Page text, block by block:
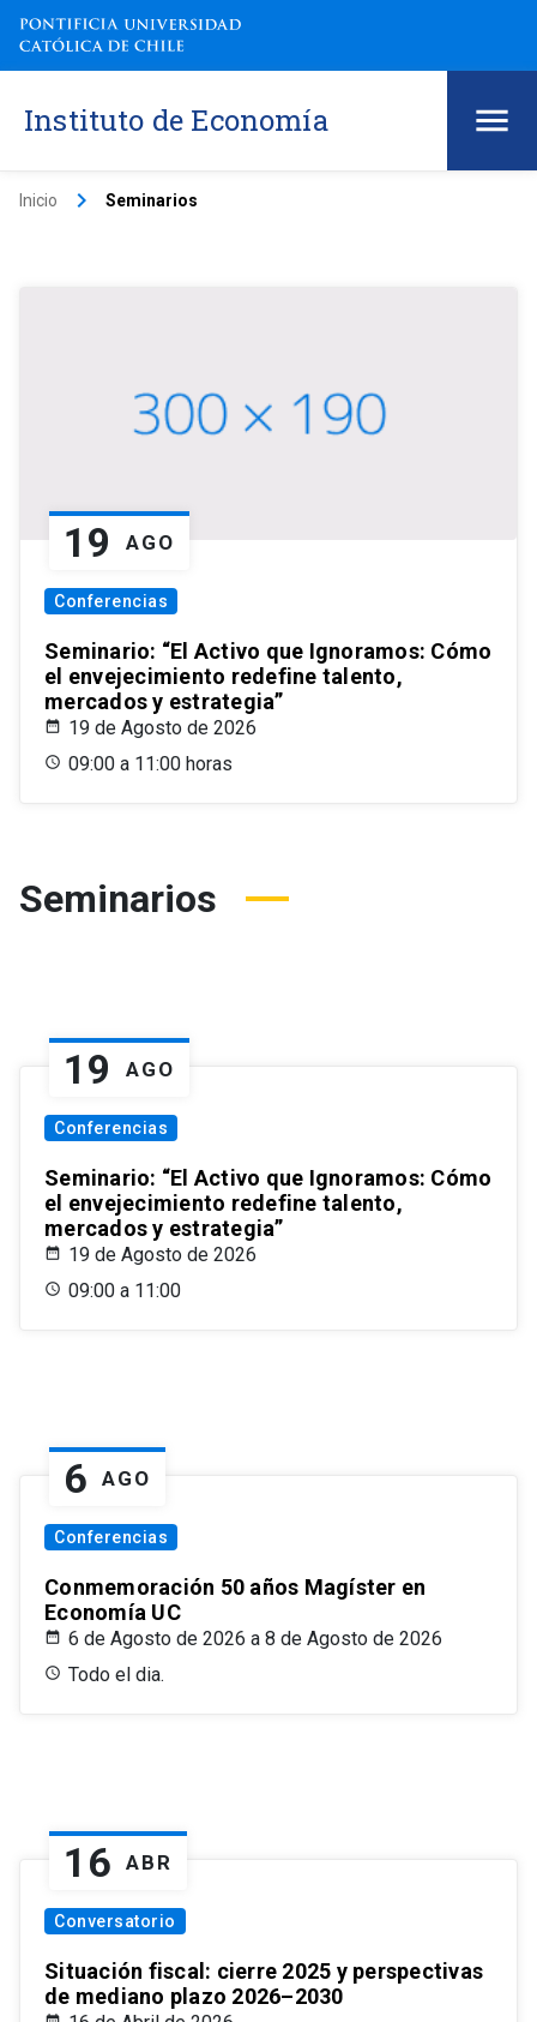
Instituto de Economía
Inicio keyboard_arrow_right Seminarios
19 AGO
Conferencias
Seminario: “El Activo que Ignoramos: Cómo
el envejecimiento redefine talento,
mercados y estrategia”
19 de Agosto de 2026
09:00 a 11:00 horas
Seminarios
19 AGO
Conferencias
Seminario: “El Activo que Ignoramos: Cómo
el envejecimiento redefine talento,
mercados y estrategia”
19 de Agosto de 2026
09:00 a 11:00
6 AGO
Conferencias
Conmemoración 50 años Magíster en
Economía UC
6 de Agosto de 2026 a 8 de Agosto de 2026
Todo el dia.
16 ABR
Conversatorio
Situación fiscal: cierre 2025 y perspectivas
de mediano plazo 2026–2030